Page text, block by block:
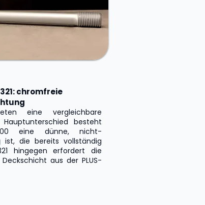
chromfreie
eine vergleichbare
Hauptunterschied besteht
eine dünne, nicht-
ist, die bereits vollständig
hingegen erfordert die
aus der PLUS-